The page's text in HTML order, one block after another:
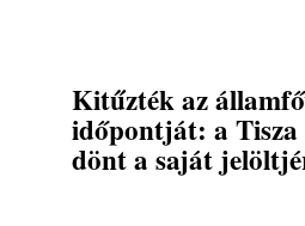
Kitűzték az
időpontját: a Tisza
dönt a saját